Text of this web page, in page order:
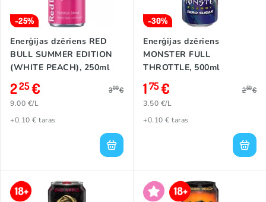
-25%
Enerģijas dzēriens RED
BULL SUMMER EDITION
(WHITE PEACH), 250ml
225€ 300€
9.00 €/L
+0.10 € taras
-30%
Enerģijas dzēriens
MONSTER FULL
THROTTLE, 500ml
175€ 250€
3.50 €/L
+0.10 € taras